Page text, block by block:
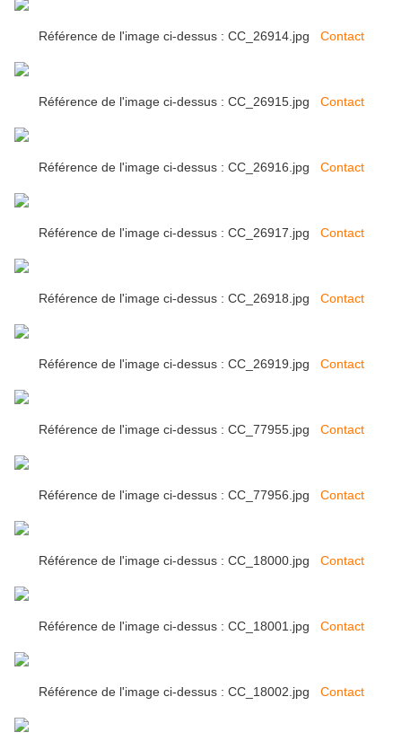
Référence de l'image ci-dessus : CC_26914.jpg Contact
Référence de l'image ci-dessus : CC_26915.jpg Contact
Référence de l'image ci-dessus : CC_26916.jpg Contact
Référence de l'image ci-dessus : CC_26917.jpg Contact
Référence de l'image ci-dessus : CC_26918.jpg Contact
Référence de l'image ci-dessus : CC_26919.jpg Contact
Référence de l'image ci-dessus : CC_77955.jpg Contact
Référence de l'image ci-dessus : CC_77956.jpg Contact
Référence de l'image ci-dessus : CC_18000.jpg Contact
Référence de l'image ci-dessus : CC_18001.jpg Contact
Référence de l'image ci-dessus : CC_18002.jpg Contact